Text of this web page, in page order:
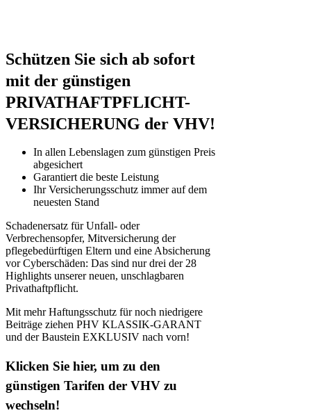
Schützen Sie sich ab sofort
mit der günstigen
PRIVATHAFTPFLICHT-
VERSICHERUNG der VHV!
In allen Lebenslagen zum günstigen Preis
abgesichert
Garantiert die beste Leistung
Ihr Ver­si­che­rungs­schutz immer auf dem
neuesten Stand
Schadenersatz für Unfall- oder
Verbrechensopfer, Mitversicherung der
pflegebedürftigen Eltern und eine Absicherung
vor Cyberschäden: Das sind nur drei der 28
Highlights unserer neuen, unschlagbaren
Privathaftpflicht.
Mit mehr Haftungsschutz für noch niedrigere
Beiträge ziehen PHV KLASSIK-GARANT
und der Baustein EXKLUSIV nach vorn!
Klicken Sie hier, um zu den
günstigen Tarifen der VHV zu
wechseln!